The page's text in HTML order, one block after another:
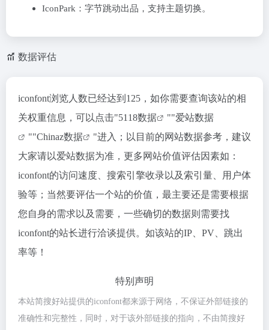
‌IconPark‌：字节跳动出品，支持主题切换。
数据评估
iconfont浏览人数已经达到125，如你需要查询该站的相
关权重信息，可以点击"5118数据 ""爱站数据
""Chinaz数据
"进入；以目前的网站数据参考，建议
大家请以爱站数据为准，更多网站价值评估因素如：
iconfont的访问速度、搜索引擎收录以及索引量、用户体
验等；当然要评估一个站的价值，最主要还是需要根据
您自身的需求以及需要，一些确切的数据则需要找
iconfont的站长进行洽谈提供。如该站的IP、PV、跳出
率等！
特别声明
本站简搜好站提供的iconfont都来源于网络，不保证外部链接的
准确性和完整性，同时，对于该外部链接的指向，不由简搜好